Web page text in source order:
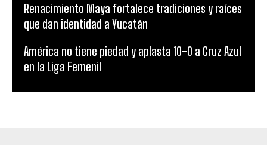
Renacimiento Maya fortalece tradiciones y raíces
que dan identidad a Yucatán
América no tiene piedad y aplasta 10-0 a Cruz Azul
en la Liga Femenil